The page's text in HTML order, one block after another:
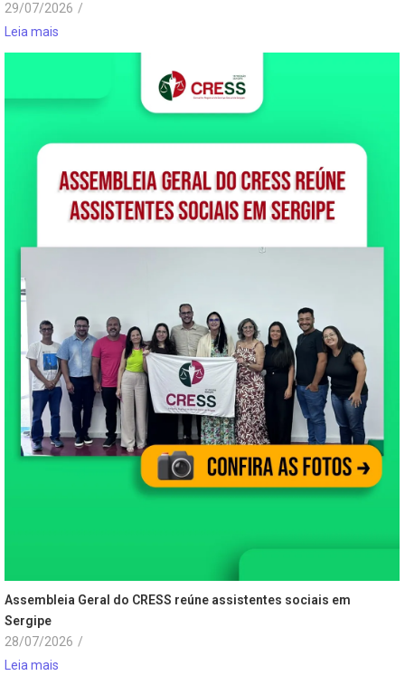
29/07/2026 /
Leia mais
Assembleia Geral do CRESS reúne assistentes sociais em
Sergipe
28/07/2026 /
Leia mais